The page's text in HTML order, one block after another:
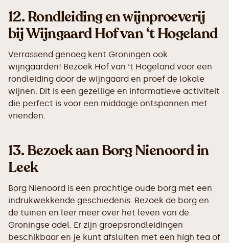
12.Rondleiding en wijnproeverij
bij Wijngaard Hof van ‘t Hogeland
Verrassend genoeg kent Groningen ook
wijngaarden! Bezoek Hof van ‘t Hogeland voor een
rondleiding door de wijngaard en proef de lokale
wijnen. Dit is een gezellige en informatieve activiteit
die perfect is voor een middagje ontspannen met
vrienden.
13.Bezoek aan Borg Nienoord in
Leek
Borg Nienoord is een prachtige oude borg met een
indrukwekkende geschiedenis. Bezoek de borg en
de tuinen en leer meer over het leven van de
Groningse adel. Er zijn groepsrondleidingen
beschikbaar en je kunt afsluiten met een high tea of